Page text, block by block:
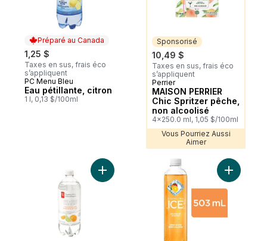
Préparé au Canada
1,25 $
Taxes en sus, frais éco
s’appliquent
Préparé au Canada
PC Menu Bleu
Eau pétillante, citron
1 l, 0,13 $/100ml
Sponsorisé
10,49 $
Taxes en sus, frais éco
s’appliquent
Sponsorisé
Perrier
MAISON PERRIER
Chic Spritzer pêche,
non alcoolisé
4x250.0 ml, 1,05 $/100ml
Vous Pourriez Aussi
Aimer
Ajouter Boisson à base d’eau pétillante
Ajouter